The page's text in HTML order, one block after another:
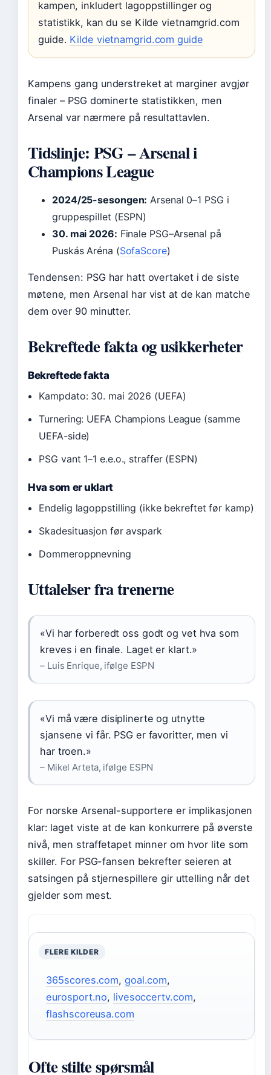
kampen, inkludert lagoppstillinger og
statistikk, kan du se Kilde vietnamgrid.com
guide. Kilde vietnamgrid.com guide
Kampens gang understreket at marginer avgjør
finaler – PSG dominerte statistikken, men
Arsenal var nærmere på resultattavlen.
Tidslinje: PSG – Arsenal i
Champions League
2024/25-sesongen: Arsenal 0–1 PSG i
gruppespillet (ESPN)
30. mai 2026: Finale PSG–Arsenal på
Puskás Aréna (SofaScore)
Tendensen: PSG har hatt overtaket i de siste
møtene, men Arsenal har vist at de kan matche
dem over 90 minutter.
Bekreftede fakta og usikkerheter
Bekreftede fakta
Kampdato: 30. mai 2026 (UEFA)
Turnering: UEFA Champions League (samme
UEFA-side)
PSG vant 1–1 e.e.o., straffer (ESPN)
Hva som er uklart
Endelig lagoppstilling (ikke bekreftet før kamp)
Skadesituasjon før avspark
Dommeroppnevning
Uttalelser fra trenerne
«Vi har forberedt oss godt og vet hva som
kreves i en finale. Laget er klart.»
– Luis Enrique, ifølge ESPN
«Vi må være disiplinerte og utnytte
sjansene vi får. PSG er favoritter, men vi
har troen.»
– Mikel Arteta, ifølge ESPN
For norske Arsenal-supportere er implikasjonen
klar: laget viste at de kan konkurrere på øverste
nivå, men straffetapet minner om hvor lite som
skiller. For PSG-fansen bekrefter seieren at
satsingen på stjernespillere gir uttelling når det
gjelder som mest.
FLERE KILDER
365scores.com, goal.com,
eurosport.no, livesoccertv.com,
flashscoreusa.com
Ofte stilte spørsmål